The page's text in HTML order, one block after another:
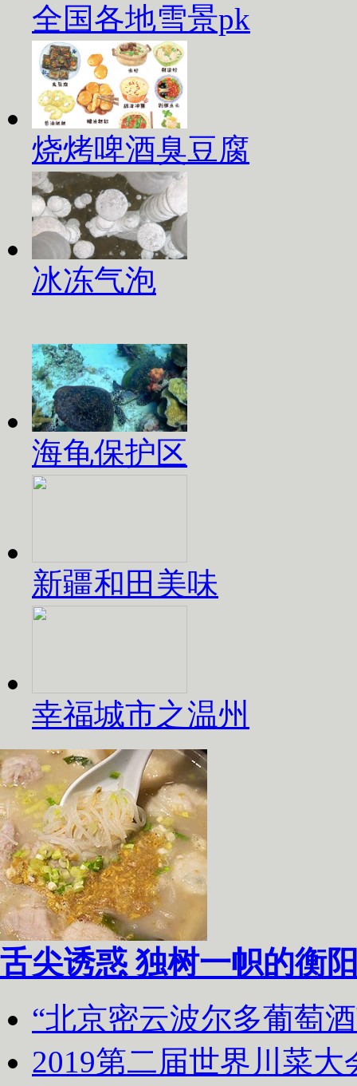
全国各地雪景pk
烧烤啤酒臭豆腐
冰冻气泡
海龟保护区
新疆和田美味
幸福城市之温州
舌尖诱惑 独树一帜的衡
“北京密云波尔多葡萄
2019第二届世界川菜